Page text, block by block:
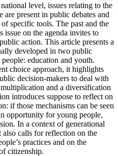
level, issues relating to the
present in public debates and
specific tools. The past and the
issue on the agenda invites to
action. This article presents a
developed in two public
education and youth.
choice approach, it highlights
decision-makers to deal with
and a diversification
introduces suppose to reflect on
if those mechanisms can be seen
opportunity for young people,
In a context of generational
calls for reflection on the
practices and on the
citizenship.